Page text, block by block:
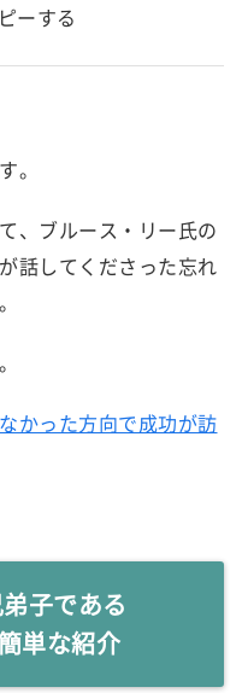
ーする
。
、ブルース・リー氏の
話してくださった忘れ
かった方向で成功が訪
子である
単な紹介